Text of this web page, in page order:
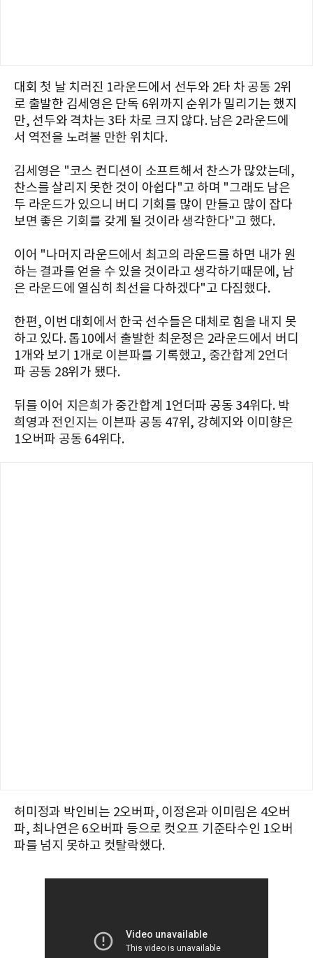
대회 첫 날 치러진 1라운드에서 선두와 2타 차 공동 2위
로 출발한 김세영은 단독 6위까지 순위가 밀리기는 했지
만, 선두와 격차는 3타 차로 크지 않다. 남은 2라운드에
서 역전을 노려볼 만한 위치다.
김세영은 "코스 컨디션이 소프트해서 찬스가 많았는데,
찬스를 살리지 못한 것이 아쉽다"고 하며 "그래도 남은
두 라운드가 있으니 버디 기회를 많이 만들고 많이 잡다
보면 좋은 기회를 갖게 될 것이라 생각한다"고 했다.
이어 "나머지 라운드에서 최고의 라운드를 하면 내가 원
하는 결과를 얻을 수 있을 것이라고 생각하기때문에, 남
은 라운드에 열심히 최선을 다하겠다"고 다짐했다.
한편, 이번 대회에서 한국 선수들은 대체로 힘을 내지 못
하고 있다. 톱10에서 출발한 최운정은 2라운드에서 버디
1개와 보기 1개로 이븐파를 기록했고, 중간합계 2언더
파 공동 28위가 됐다.
뒤를 이어 지은희가 중간합계 1언더파 공동 34위다. 박
희영과 전인지는 이븐파 공동 47위, 강혜지와 이미향은
1오버파 공동 64위다.
허미정과 박인비는 2오버파, 이정은과 이미림은 4오버
파, 최나연은 6오버파 등으로 컷오프 기준타수인 1오버
파를 넘지 못하고 컷탈락했다.